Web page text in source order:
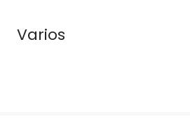
Varios